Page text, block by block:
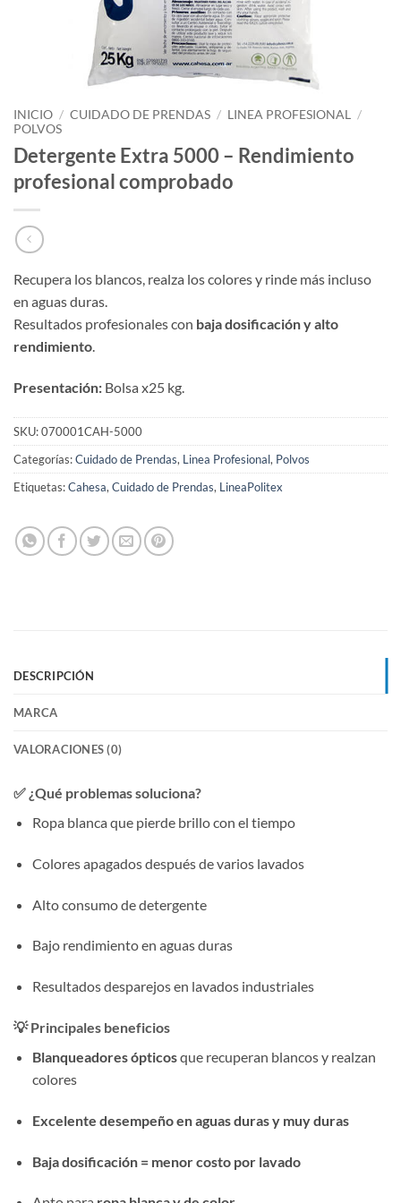
INICIO / CUIDADO DE PRENDAS / LINEA PROFESIONAL
/
POLVOS
Detergente Extra 5000 – Rendimiento
profesional comprobado
Recupera los blancos, realza los colores y rinde más incluso
en aguas duras.
Resultados profesionales con baja dosificación y alto
rendimiento.
Presentación: Bolsa x25 kg.
SKU:070001CAH-5000
Categorías:Cuidado de Prendas, Linea Profesional, Polvos
Etiquetas:Cahesa, Cuidado de Prendas, LineaPolitex
DESCRIPCIÓN
MARCA
VALORACIONES (0)
✅ ¿Qué problemas soluciona?
Ropa blanca que pierde brillo con el tiempo
Colores apagados después de varios lavados
Alto consumo de detergente
Bajo rendimiento en aguas duras
Resultados desparejos en lavados industriales
💡 Principales beneficios
Blanqueadores ópticosque recuperan blancos y realzan
colores
Excelente desempeño en aguas duras y muy duras
Baja dosificación = menor costo por lavado